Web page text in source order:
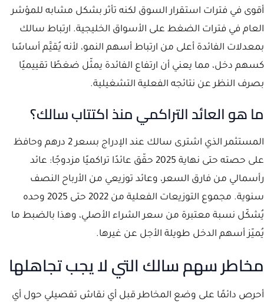
أقوى في فترات استقرار السوق لكنه تأثر بشكل مشابه للمؤشر
العام في فترات الضغط على الأسواق الخليجية. ارتباط سالك
بمعدلات الفائدة أعلى من ارتباط أسهم النمو، لأنه يُقيَّم أساسًا
كسهم دخل، مما يعني أن ارتفاع الفائدة يمثّل ضغطًا تقييميًا
بصرف النظر عن نتائجه الفعلية التشغيلية.
ما هو العائد التراكمي منذ اكتتاب سالك؟
المستثمر الذي اشترى سالك عند الإدراج بسعر 2 درهم وحافظ
على حصته حتى نهاية 2025 حقّق عائدًا تراكميًا مزدوجًا: عائد
رأسمالي من فارق السعر، وعائد توزيعي من الأرباح النصف
سنوية. مجموع التوزيعات الفعلية من 2022 حتى 2025 وحده
يُشكّل نسبة معتبرة من سعر الشراء الأصلي، وهذا بالضبط ما
يُميّز أسهم الدخل طويلة الأجل عن غيرها.
مخاطر سهم سالك التي لا يجب تجاهلها
أحرص دائمًا على وضع المخاطر قبل أي نقاش تفصيلي حول أي